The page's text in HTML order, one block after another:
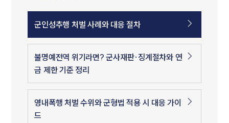
군인성추행 처벌 사례와 대응 절차
불명예전역 위기라면? 군사재판·징계절차와 연
금 제한 기준 정리
영내폭행 처벌 수위와 군형법 적용 시 대응 가이
드